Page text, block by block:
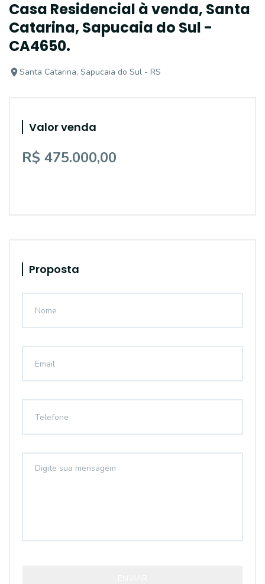
Casa Residencial à venda, Santa
Catarina, Sapucaia do Sul -
CA4650.
Santa Catarina, Sapucaia do Sul - RS
Valor venda
R$ 475.000,00
Proposta